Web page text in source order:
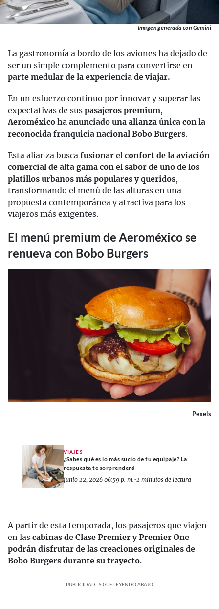
Imagen generada con Gemini
La gastronomía a bordo de los aviones ha dejado de
ser un simple complemento para convertirse en
parte medular de la experiencia de viajar.
En un esfuerzo continuo por innovar y superar las
expectativas de sus pasajeros premium,
Aeroméxico ha anunciado una alianza única con la
reconocida franquicia nacional Bobo Burgers.
Esta alianza busca fusionar el confort de la aviación
comercial de alta gama con el sabor de uno de los
platillos urbanos más populares y queridos,
transformando el menú de las alturas en una
propuesta contemporánea y atractiva para los
viajeros más exigentes.
El menú premium de Aeroméxico se
renueva con Bobo Burgers
Pexels
VIAJES
¿Sabes qué es lo más sucio de tu equipaje? La
respuesta te sorprenderá
junio 22, 2026 06:59 p. m.•2 minutos de lectura
A partir de esta temporada, los pasajeros que viajen
en las cabinas de Clase Premier y Premier One
podrán disfrutar de las creaciones originales de
Bobo Burgers durante su trayecto.
PUBLICIDAD - SIGUE LEYENDO ABAJO